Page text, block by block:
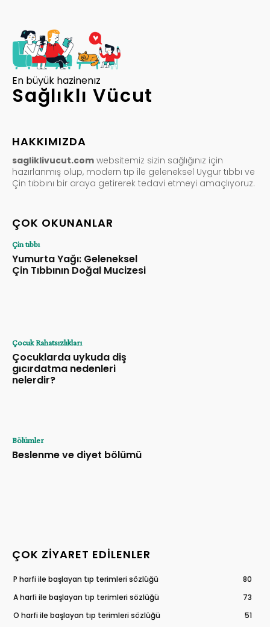
En büyük hazinenız
Sağlıklı Vücut
HAKKIMIZDA
sagliklivucut.com websitemiz sizin sağlığınız için
hazırlanmış olup, modern tıp ile geleneksel Uygur tıbbı ve
Çin tıbbını bir araya getirerek tedavi etmeyi amaçlıyoruz.
ÇOK OKUNANLAR
Çin tıbbı
Yumurta Yağı: Geleneksel
Çin Tıbbının Doğal Mucizesi
Çocuk Rahatsızlıkları
Çocuklarda uykuda diş
gıcırdatma nedenleri
nelerdir?
Bölümler
Beslenme ve diyet bölümü
ÇOK ZIYARET EDILENLER
P harfi ile başlayan tıp terimleri sözlüğü
80
A harfi ile başlayan tıp terimleri sözlüğü
73
O harfi ile başlayan tıp terimleri sözlüğü
51